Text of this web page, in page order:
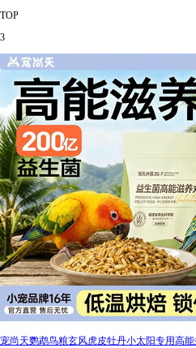
TOP
3
宠尚天鹦鹉鸟粮玄风虎皮牡丹小太阳专用高